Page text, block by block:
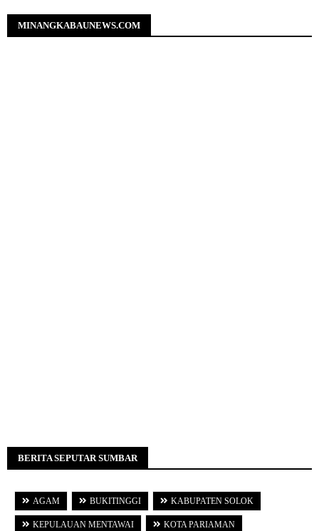
MINANGKABAUNEWS.COM
BERITA SEPUTAR SUMBAR
AGAM BUKITINGGI KABUPATEN SOLOK
KEPULAUAN MENTAWAI KOTA PARIAMAN